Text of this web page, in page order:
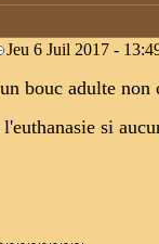
Jeu 6 Juil 2017 -
bouc adulte non
si